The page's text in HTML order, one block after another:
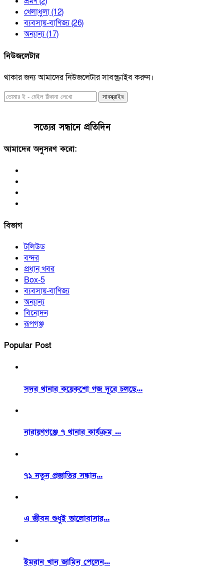
খেলাধুলা(12)
ব্যবসায়-বাণিজ্য(26)
অন্যান্য(17)
নিউজলেটার
থাকার জন্য আমাদের নিউজলেটার সাবস্ক্রাইব করুন।
সাবস্ক্রাইব
সত্যের সন্ধানে প্রতিদিন
আমাদের অনুসরণ করো:
বিভাগ
টলিউড
বন্দর
প্রধান খবর
Box-5
ব্যবসায়-বাণিজ্য
অন্যান্য
বিনোদন
রূপগঞ্জ
Popular Post
সদর থানার কয়েকশো গজ দূরে চলছে...
নারায়ণগঞ্জে ৭ থানার কার্যক্রম ...
৭১ নতুন প্রজাতির সন্ধান...
এ জীবন শুধুই ভালোবাসার...
ইমরান খান জামিন পেলেন...